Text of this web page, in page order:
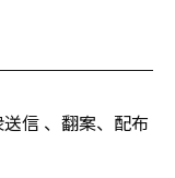
信 、翻案、配布